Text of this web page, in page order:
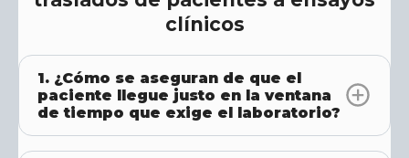
clínicos
1. ¿Cómo se aseguran de que el
paciente llegue justo en la ventana
de tiempo que exige el laboratorio?